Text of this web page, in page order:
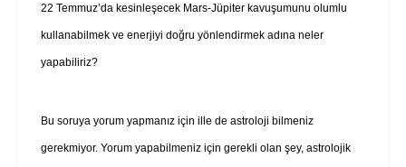
22 Temmuz’da kesinleşecek Mars-Jüpiter kavuşumunu olumlu
kullanabilmek ve enerjiyi doğru yönlendirmek adına neler
yapabiliriz?
Bu soruya yorum yapmanız için ille de astroloji bilmeniz
gerekmiyor. Yorum yapabilmeniz için gerekli olan şey, astrolojik